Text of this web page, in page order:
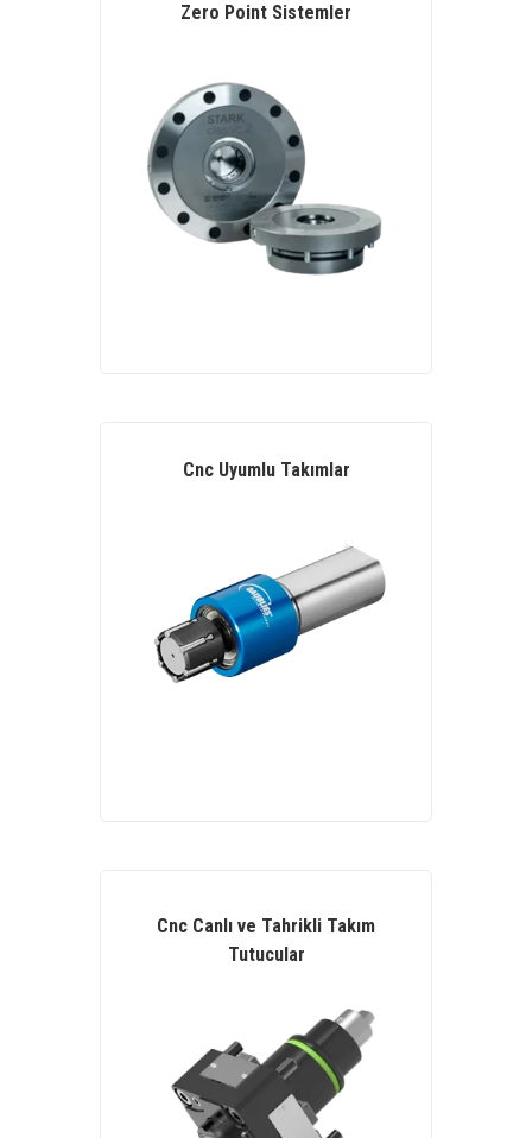
Zero Point Sistemler
Cnc Uyumlu Takımlar
Cnc Canlı ve Tahrikli Takım
Tutucular